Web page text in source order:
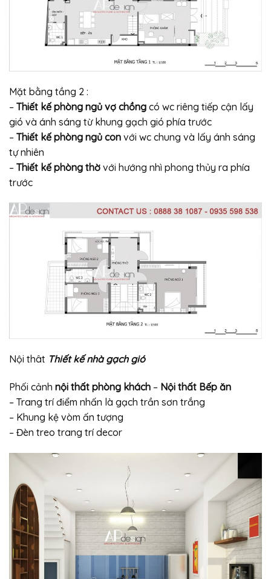
Mặt bằng tầng 2 :
– Thiết kế phòng ngủ vợ chồng có wc riêng tiếp cận lấy
gió và ánh sáng từ khung gạch gió phía trước
– Thiết kế phòng ngủ con với wc chung và lấy ánh sáng
tự nhiên
– Thiết kế phòng thờ với hướng nhì phong thủy ra phía
trước
Nội thât Thiết kế nhà gạch gió
Phối cảnh nội thất phòng khách – Nội thất Bếp ăn
– Trang trí điểm nhấn là gạch trần sơn trắng
– Khung kệ vòm ấn tượng
– Đèn treo trang trí decor